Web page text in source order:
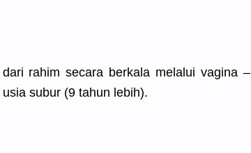
rahim secara berkala melalui vagina –
subur (9 tahun lebih).